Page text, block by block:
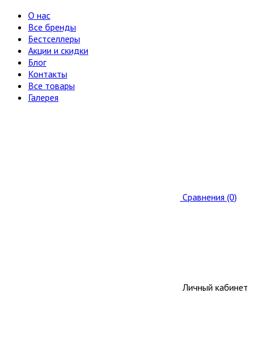
О нас
Все бренды
Бестселлеры
Акции и скидки
Блог
Контакты
Все товары
Галерея
Сравнения (0)
Личный кабинет